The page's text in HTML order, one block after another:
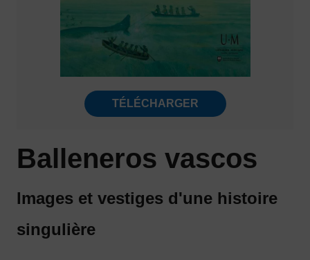
TÉLÉCHARGER
Balleneros vascos
Images et vestiges d'une histoire
singulière